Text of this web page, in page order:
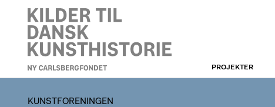
KUNSTFORENINGEN
PROJEKTER
KUNSTFORENINGEN